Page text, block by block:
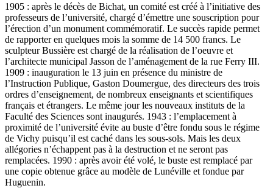
1905 : après le décès de Bichat, un comité est créé à l’initiative des
professeurs de l’université, chargé d’émettre une souscription pour
l’érection d’un monument commémoratif. Le succès rapide permet
de rapporter en quelques mois la somme de 14 500 francs. Le
sculpteur Bussière est chargé de la réalisation de l’oeuvre et
l’architecte municipal Jasson de l’aménagement de la rue Ferry III.
1909 : inauguration le 13 juin en présence du ministre de
l’Instruction Publique, Gaston Doumergue, des directeurs des trois
ordres d’enseignement, de nombreux enseignants et scientifiques
français et étrangers. Le même jour les nouveaux instituts de la
Faculté des Sciences sont inaugurés. 1943 : l’emplacement à
proximité de l’université évite au buste d’être fondu sous le régime
de Vichy puisqu’il est caché dans les sous-sols. Mais les deux
allégories n’échappent pas à la destruction et ne seront pas
remplacées. 1990 : après avoir été volé, le buste est remplacé par
une copie obtenue grâce au modèle de Lunéville et fondue par
Huguenin.